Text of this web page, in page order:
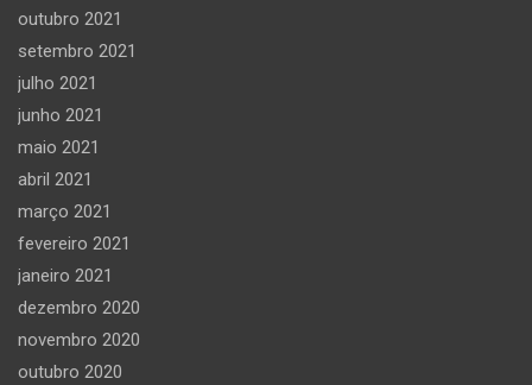
outubro 2021
setembro 2021
julho 2021
junho 2021
maio 2021
abril 2021
março 2021
fevereiro 2021
janeiro 2021
dezembro 2020
novembro 2020
outubro 2020